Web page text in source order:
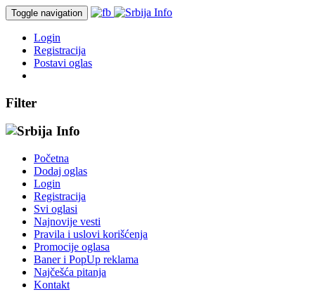
Toggle navigation
Login
Registracija
Postavi oglas
Filter
Početna
Dodaj oglas
Login
Registracija
Svi oglasi
Najnovije vesti
Pravila i uslovi korišćenja
Promocije oglasa
Baner i PopUp reklama
Najčešća pitanja
Kontakt